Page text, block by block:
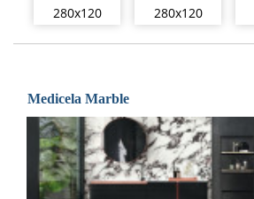
280x120 280x120
Medicela Marble